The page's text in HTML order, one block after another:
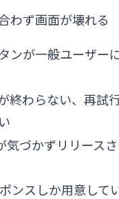
わず画面が壊れる
ンが一般ユーザー
終わらない、再試
気づかずリリースさ
ンスしか用意して